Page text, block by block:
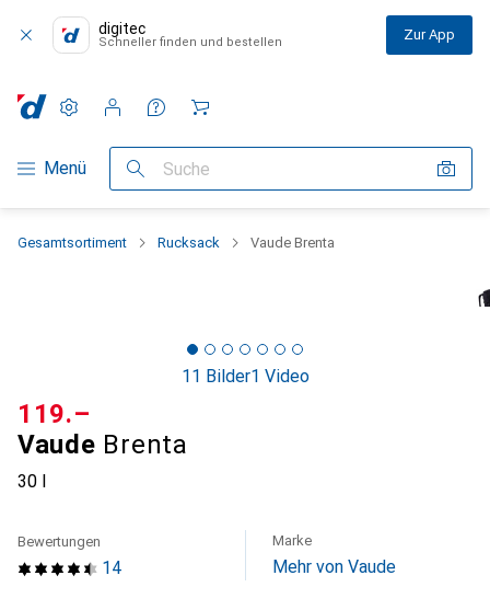
digitec
Schneller finden und bestellen Zur App
Navigation nach Kategorien
Menü Suche
Einstellungen
Kundenkonto
Vergleichslisten
Merklisten
Warenkorb
Gesamtsortiment Rucksack Vaude Brenta
11 Bilder1 Video
Vaude Brenta
30 l
CHF
119.–
14
Bewertungen Marke
Mehr von Vaude